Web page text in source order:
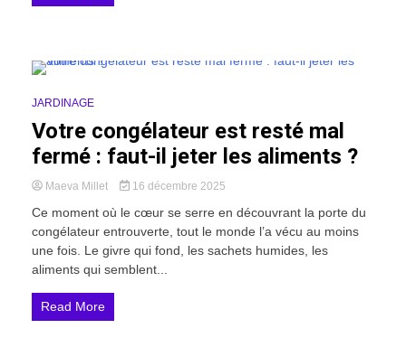
JARDINAGE
Votre congélateur est resté mal
fermé : faut-il jeter les aliments ?
Maeva Millet 16 décembre 2025
Ce moment où le cœur se serre en découvrant la porte du
congélateur entrouverte, tout le monde l’a vécu au moins
une fois. Le givre qui fond, les sachets humides, les
aliments qui semblent...
Read More